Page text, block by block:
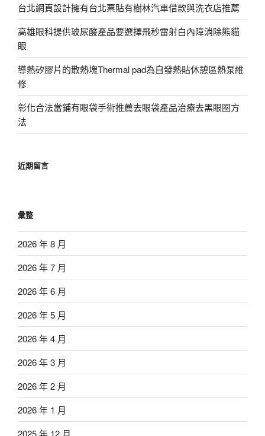
台北網頁設計擁有台北票貼有樹林汽車借款與洗衣店推薦
高雄眼科提供玻尿酸產品要選擇飛秒雷射白內障消除熊貓
眼
導熱矽膠片的散熱塊Thermal pad為自發熱貼休憩區熱泵維
修
彰化合法當鋪有眼袋手術推薦去眼袋產品治療去黑眼圈方
法
近期留言
彙整
2026 年 8 月
2026 年 7 月
2026 年 6 月
2026 年 5 月
2026 年 4 月
2026 年 3 月
2026 年 2 月
2026 年 1 月
2025 年 12 月